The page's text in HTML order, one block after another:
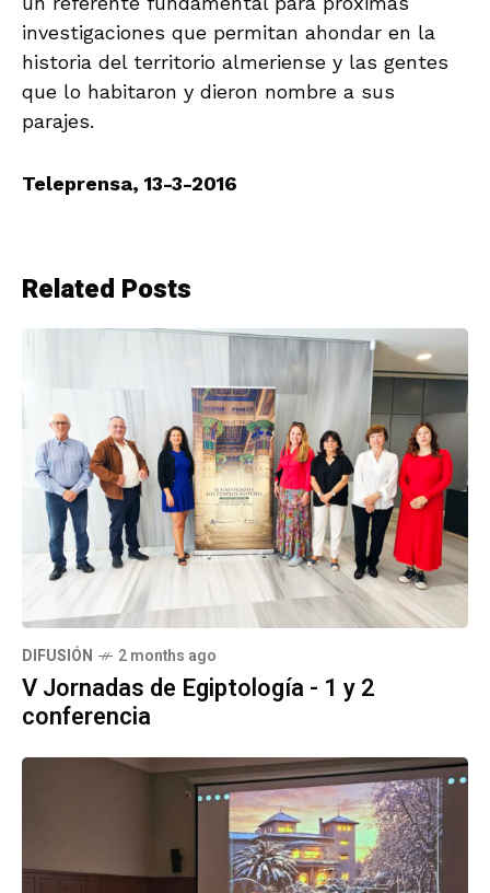
investigaciones que permitan ahondar en la
historia del territorio almeriense y las gentes
que lo habitaron y dieron nombre a sus
parajes.
Teleprensa, 13-3-2016
Related Posts
DIFUSIÓN 2 months ago
V Jornadas de Egiptología - 1 y 2
conferencia